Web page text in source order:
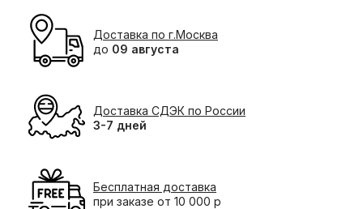
Доставка по г.Москва
до 09 августа
Доставка СДЭК по России
3-7 дней
Бесплатная доставка
при заказе от 10 000 р